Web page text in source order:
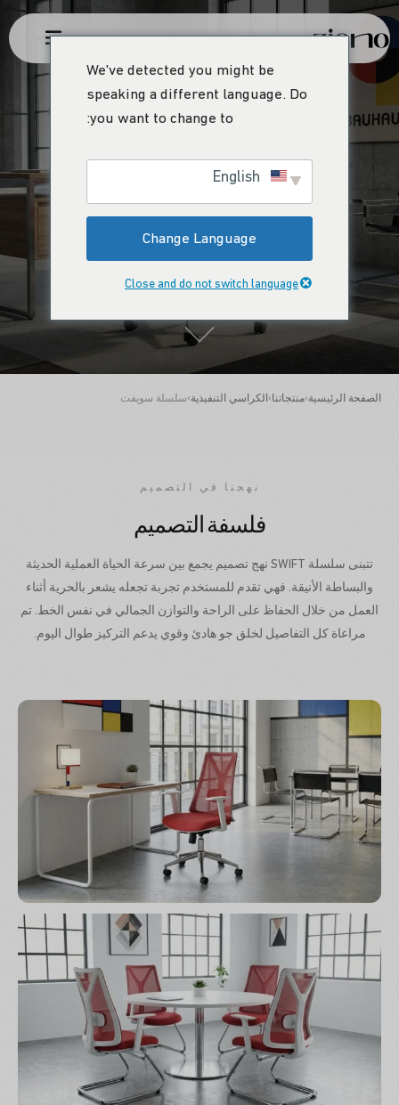
سلسلة سويفت
الراحة في السرعة
الصفحة الرئيسية›منتجاتنا› الكراسي التنفيذية›سلسلة سويفت
نهجنا في التصميم
فلسفة التصميم
تتبنى سلسلة SWIFT نهج تصميم يجمع بين سرعة الحياة العملية الحديثة
والبساطة الأنيقة. فهي تقدم للمستخدم تجربة تجعله يشعر بالحرية أثناء
العمل من خلال الحفاظ على الراحة والتوازن الجمالي في نفس الخط. تم
مراعاة كل التفاصيل لخلق جو هادئ وقوي يدعم التركيز طوال اليوم.
We've detected you might be
speaking a different language. Do
you want to change to:
Change Language
Close and do not switch language